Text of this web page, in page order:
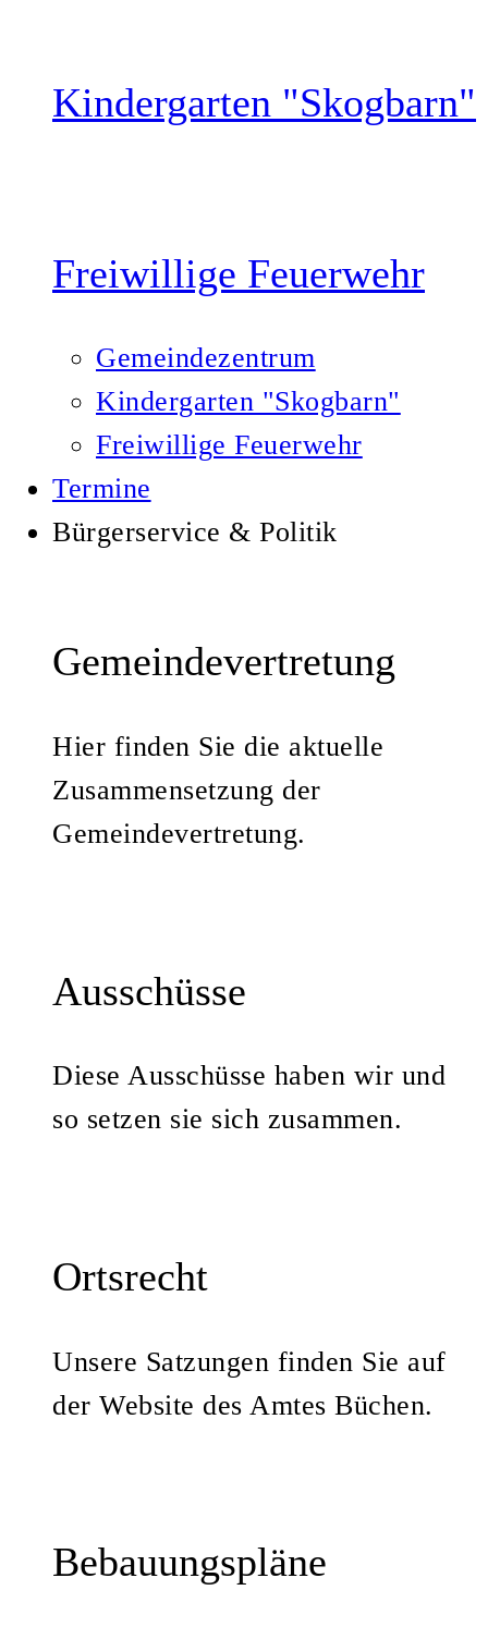
Kindergarten "Skogbarn"
Freiwillige Feuerwehr
Gemeindezentrum
Kindergarten "Skogbarn"
Freiwillige Feuerwehr
Termine
Bürgerservice & Politik
Gemeindevertretung
Hier finden Sie die aktuelle
Zusammensetzung der
Gemeindevertretung.
Ausschüsse
Diese Ausschüsse haben wir und
so setzen sie sich zusammen.
Ortsrecht
Unsere Satzungen finden Sie auf
der Website des Amtes Büchen.
Bebauungspläne